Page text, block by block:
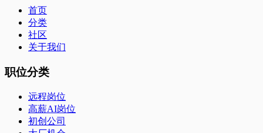
首页
分类
社区
关于我们
职位分类
远程岗位
高薪AI岗位
初创公司